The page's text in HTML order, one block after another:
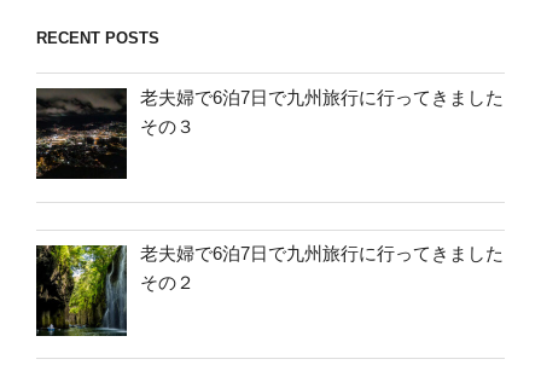
RECENT POSTS
老夫婦で6泊7日で九州旅行に行ってきました
その３
老夫婦で6泊7日で九州旅行に行ってきました
その２